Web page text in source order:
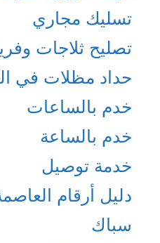
تسليك مجاري
تصليح ثلاجات
حداد مظلات في
خدم بالساعات
خدم بالساعة
خدمة توصيل
دليل أرقام
سباك